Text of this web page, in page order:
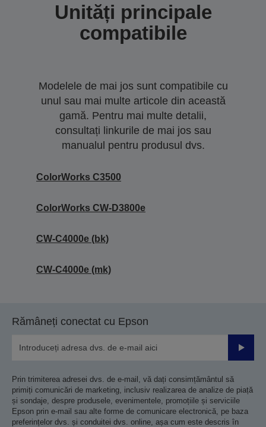
Unități principale
compatibile
Modelele de mai jos sunt compatibile cu
unul sau mai multe articole din această
gamă. Pentru mai multe detalii,
consultați linkurile de mai jos sau
manualul pentru produsul dvs.
ColorWorks C3500
ColorWorks CW-D3800e
CW-C4000e (bk)
CW-C4000e (mk)
Rămâneți conectat cu Epson
Prin trimiterea adresei dvs. de e-mail, vă dați consimțământul să
primiți comunicări de marketing, inclusiv realizarea de analize de piață
și sondaje, despre produsele, evenimentele, promoțiile și serviciile
Epson prin e-mail sau alte forme de comunicare electronică, pe baza
preferințelor dvs. și conduitei dvs. online, așa cum este descris în